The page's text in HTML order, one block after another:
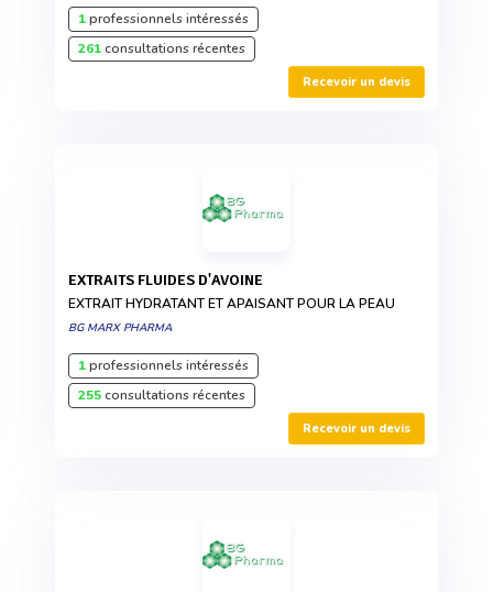
1professionnels intéressés
261consultations récentes
Recevoir un devis
EXTRAITS FLUIDES D'AVOINE
EXTRAIT HYDRATANT ET APAISANT POUR LA PEAU
BG MARX PHARMA
1professionnels intéressés
255consultations récentes
Recevoir un devis